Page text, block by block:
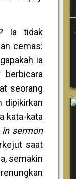
Ia tidak
cemas:
ia
berbicara
seorang
dipikirkan
kata-kata
sermon
saat
semakin